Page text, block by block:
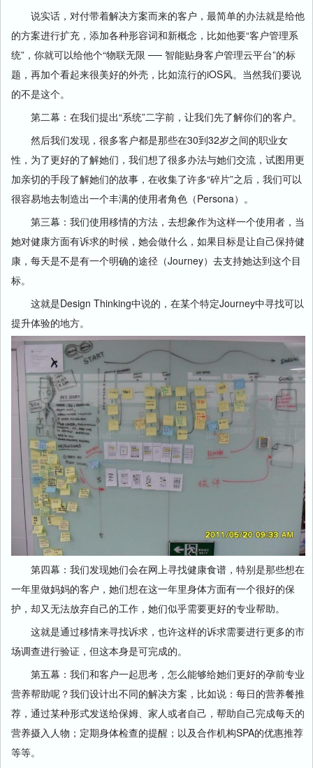
说实话，对付带着解决方案而来的客户，最简单的办法就是给他
的方案进行扩充，添加各种形容词和新概念，比如他要“客户管理系
统”，你就可以给他个“物联无限 ── 智能贴身客户管理云平台”的标
题，再加个看起来很美好的外壳，比如流行的iOS风。当然我们要说
的不是这个。
第二幕：在我们提出“系统”二字前，让我们先了解你们的客户。
然后我们发现，很多客户都是那些在30到32岁之间的职业女
性，为了更好的了解她们，我们想了很多办法与她们交流，试图用更
加亲切的手段了解她们的故事，在收集了许多“碎片”之后，我们可以
很容易地去制造出一个丰满的使用者角色（Persona）。
第三幕：我们使用移情的方法，去想象作为这样一个使用者，当
她对健康方面有诉求的时候，她会做什么，如果目标是让自己保持健
康，每天是不是有一个明确的途径（Journey）去支持她达到这个目
标。
这就是Design Thinking中说的，在某个特定Journey中寻找可以
提升体验的地方。
第四幕：我们发现她们会在网上寻找健康食谱，特别是那些想在
一年里做妈妈的客户，她们想在这一年里身体方面有一个很好的保
护，却又无法放弃自己的工作，她们似乎需要更好的专业帮助。
这就是通过移情来寻找诉求，也许这样的诉求需要进行更多的市
场调查进行验证，但这本身是可完成的。
第五幕：我们和客户一起思考，怎么能够给她们更好的孕前专业
营养帮助呢？我们设计出不同的解决方案，比如说：每日的营养餐推
荐，通过某种形式发送给保姆、家人或者自己，帮助自己完成每天的
营养摄入人物；定期身体检查的提醒；以及合作机构SPA的优惠推荐
等等。